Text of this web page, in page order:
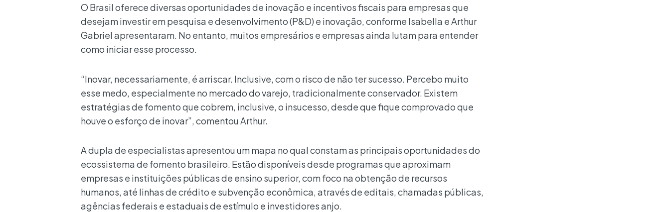
O Brasil oferece diversas oportunidades de inovação e incentivos fiscais para empresas que
desejam investir em pesquisa e desenvolvimento (P&D) e inovação, conforme Isabella e Arthur
Gabriel apresentaram. No entanto, muitos empresários e empresas ainda lutam para entender
como iniciar esse processo.
“Inovar, necessariamente, é arriscar. Inclusive, com o risco de não ter sucesso. Percebo muito
esse medo, especialmente no mercado do varejo, tradicionalmente conservador. Existem
estratégias de fomento que cobrem, inclusive, o insucesso, desde que fique comprovado que
houve o esforço de inovar”, comentou Arthur.
A dupla de especialistas apresentou um mapa no qual constam as principais oportunidades do
ecossistema de fomento brasileiro. Estão disponíveis desde programas que aproximam
empresas e instituições públicas de ensino superior, com foco na obtenção de recursos
humanos, até linhas de crédito e subvenção econômica, através de editais, chamadas públicas,
agências federais e estaduais de estímulo e investidores anjo.